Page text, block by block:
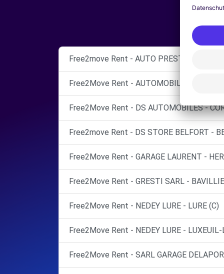
Free2move Rent - AUTO PRESTIGE -
Free2Move Rent - AUTOMOBILES FRANC-
Free2Move Rent - DS AUTOMOBILES -
Free2move Rent - DS STORE BELFORT -
Free2Move Rent - GARAGE LAURENT -
Free2Move Rent - GRESTI SARL -
Free2Move Rent - NEDEY LURE - LURE (C)
Free2Move Rent - NEDEY LURE -
Free2Move Rent - SARL GARAGE